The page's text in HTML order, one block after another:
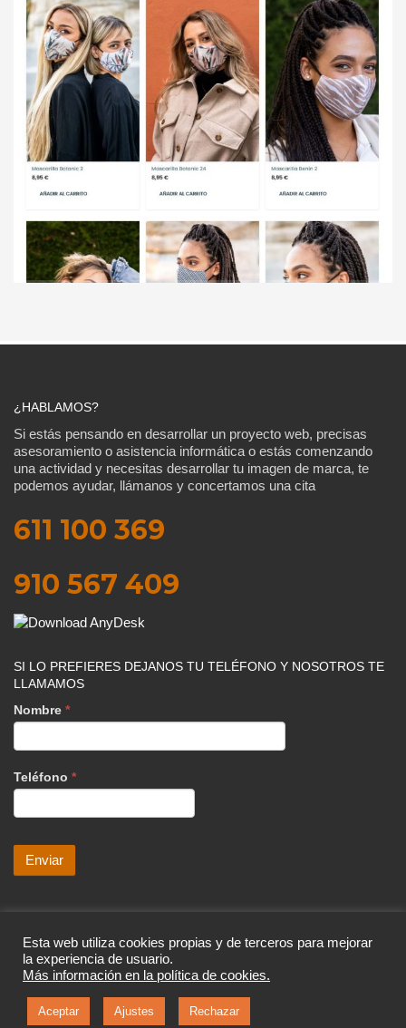
¿HABLAMOS?
Si estás pensando en desarrollar un proyecto web, precisas
asesoramiento o asistencia informática o estás comenzando
una actividad y necesitas desarrollar tu imagen de marca, te
podemos ayudar, llámanos y concertamos una cita
611 100 369
910 567 409
SI LO PREFIERES DEJANOS TU TELÉFONO Y NOSOTROS TE
LLAMAMOS
Nombre *
Teléfono *
Diseño Web
Servicios informáticos
Imagen corporativa
Esta web utiliza cookies propias y de terceros para mejorar
la experiencia de usuario.
Más información en la política de cookies.
Aceptar Ajustes Rechazar